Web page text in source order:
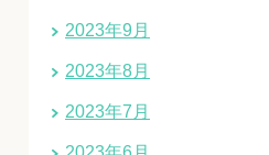
2023年9月
2023年8月
2023年7月